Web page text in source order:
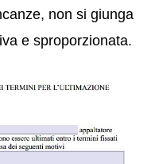
non si giunga
e sproporzionata.